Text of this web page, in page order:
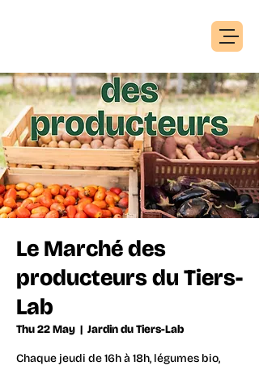
Le Marché des
producteurs du Tiers-
Lab
Thu 22 May
  |
Jardin du Tiers-Lab
Chaque jeudi de 16h à 18h, légumes bio,